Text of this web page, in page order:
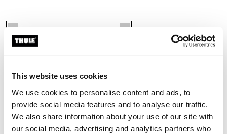
This website uses cookies
We use cookies to personalise content and ads, to
provide social media features and to analyse our traffic.
We also share information about your use of our site with
our social media, advertising and analytics partners who
Silver (selected)
Thule TracRac TracONE
Toyota Tacoma 05-15 plateado
Silver (selected)
Thule TracRac TracONE
montaje para caja de herramientas
para Toyota Tacoma 05-15
plateado
Thule TracRac TracONE Accessory Mount Kit with Toolbox Mount -
Silver (selected)
Thule TracRac SR Base Rail riel
Black (selected)